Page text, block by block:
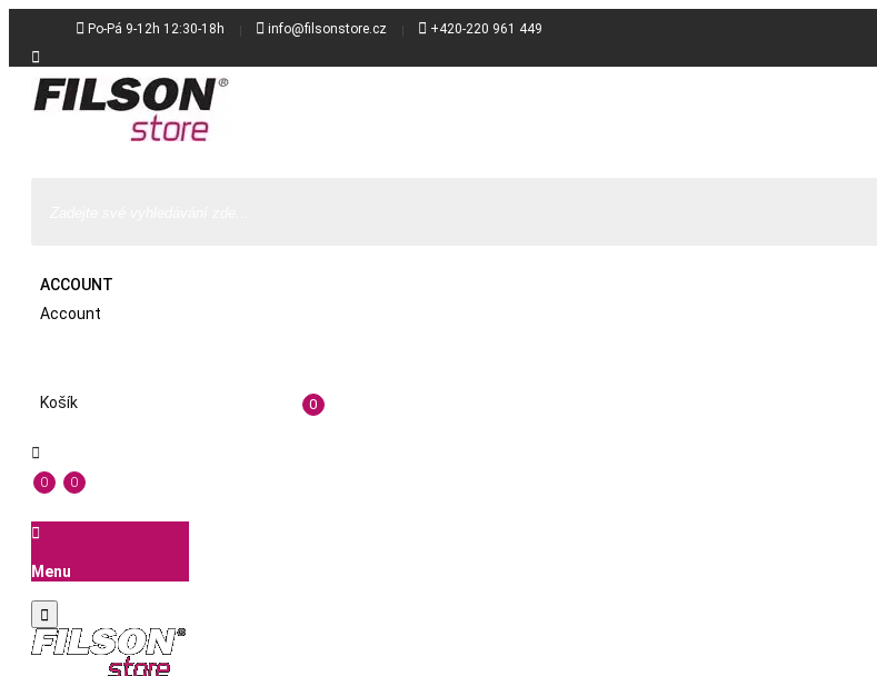
 Po-Pá 9-12h 12:30-18h  info@filsonstore.cz  +420-220 961 449

ACCOUNT
Account
Košík 0

0 0

Menu
